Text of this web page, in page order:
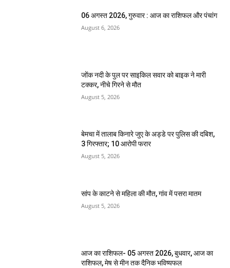
06 अगस्त 2026, गुरुवार : आज का राशिफल और पंचांग
August 6, 2026
जोंक नदी के पुल पर साइकिल सवार को बाइक ने मारी
टक्कर, नीचे गिरने से मौत
August 5, 2026
बेमचा में तालाब किनारे जुए के अड्डे पर पुलिस की दबिश,
3 गिरफ्तार; 10 आरोपी फरार
August 5, 2026
सांप के काटने से महिला की मौत, गांव में पसरा मातम
August 5, 2026
आज का राशिफल- 05 अगस्त 2026, बुधवार, आज का
राशिफल, मेष से मीन तक दैनिक भविष्यफल